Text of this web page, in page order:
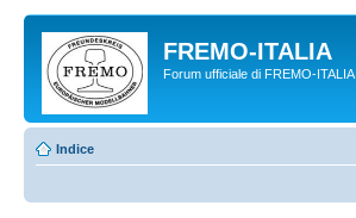
FREMO-ITALIA
Forum ufficiale di FREMO-ITALIA
Indice